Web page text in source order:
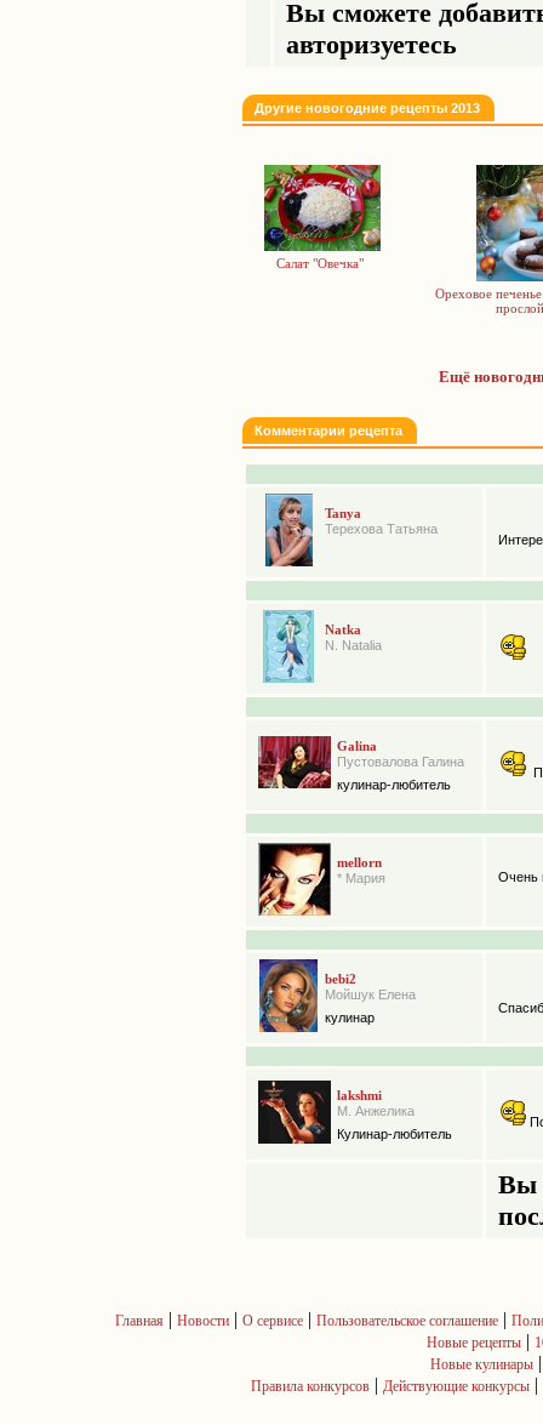
Вы сможете
авторизуетесь
Другие новогодние рецепты 2013
Салат "Овечка"
Ореховое
Ещё
Комментарии рецепта
Tanya
Терехова Татьяна
Natka
N. Natalia
Galina
Пустовалова Галина
кулинар-любитель
mellorn
* Мария
Очень
bebi2
Мойшук Елена
кулинар
lakshmi
М. Анжелика
Кулинар-любитель
Вы
Главная | Новости| О сервисе| Пользовательское соглашение|
Новые рецепты |
Новые кулинары
Правила конкурсов | Действующие конкурсы |